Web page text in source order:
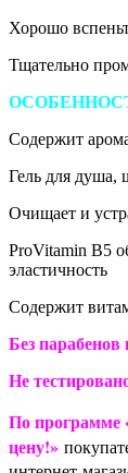
Хорошо
Тщательно
Содержит
Гель для душа,
Очищает и
ProVitamin B5
эластичность
Содержит
Без парабенов
Не
По
цену!»